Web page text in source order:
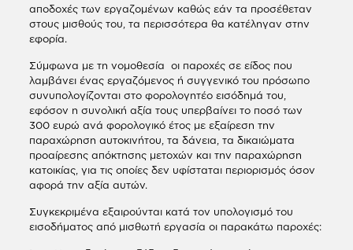
αποδοχές των εργαζομένων καθώς εάν τα προσέθεταν
στους μισθούς του, τα περισσότερα θα κατέληγαν στην
εφορία.
Σύμφωνα με τη νομοθεσία οι παροχές σε είδος που
λαμβάνει ένας εργαζόμενος ή συγγενικό του πρόσωπο
συνυπολογίζονται στο φορολογητέο εισόδημά του,
εφόσον η συνολική αξία τους υπερβαίνει το ποσό των
300 ευρώ ανά φορολογικό έτος με εξαίρεση την
παραχώρηση αυτοκινήτου, τα δάνεια, τα δικαιώματα
προαίρεσης απόκτησης μετοχών και την παραχώρηση
κατοικίας, για τις οποίες δεν υφίσταται περιορισμός όσον
αφορά την αξία αυτών.
Συγκεκριμένα εξαιρούνται κατά τον υπολογισμό του
εισοδήματος από μισθωτή εργασία οι παρακάτω παροχές: